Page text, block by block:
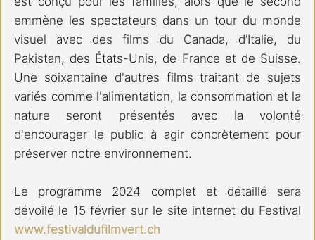
emmène les spectateurs dans un tour du monde
visuel avec des films du Canada, d’Italie, du
Pakistan, des États-Unis, de France et de Suisse.
Une soixantaine d'autres films traitant de sujets
variés comme l'alimentation, la consommation et la
nature seront présentés avec la volonté
d'encourager le public à agir concrètement pour
préserver notre environnement.
Le programme 2024 complet et détaillé sera
www.festivaldufilmvert.ch